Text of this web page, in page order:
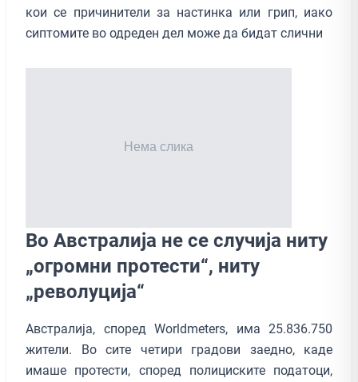
кои се причинители за настинка или грип, иако
сиптомите во одреден дел може да бидат слични
Во Австралија не се случија ниту
„огромни протести“, ниту
„револуција“
Австралија, според Worldmeters, има 25.836.750
жители. Во сите четири градови заедно, каде
имаше протести, според полициските податоци,